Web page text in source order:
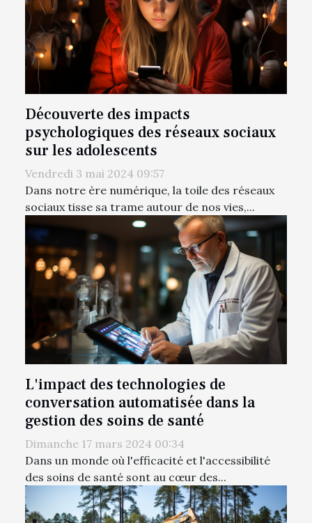
Découverte des impacts
psychologiques des réseaux sociaux
sur les adolescents
Vendredi 3 mai 2024 09:57
Dans notre ère numérique, la toile des réseaux
sociaux tisse sa trame autour de nos vies,...
L'impact des technologies de
conversation automatisée dans la
gestion des soins de santé
Dimanche 17 mars 2024 00:34
Dans un monde où l'efficacité et l'accessibilité
des soins de santé sont au cœur des...